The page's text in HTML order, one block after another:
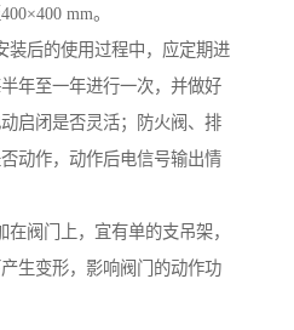
mm。
装后的使用过程中，应定期进
年至一年进行一次，并做好
启闭是否灵活；防火阀、排
动作，动作后电信号输出情
阀门上，宜有单的支吊架，
生变形，影响阀门的动作功